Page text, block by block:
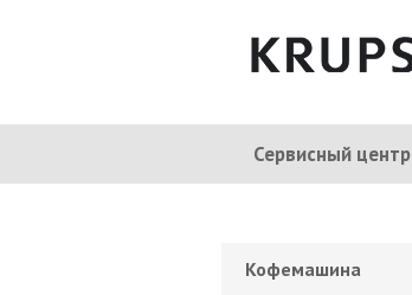
Сервисный центр
Кофемашина